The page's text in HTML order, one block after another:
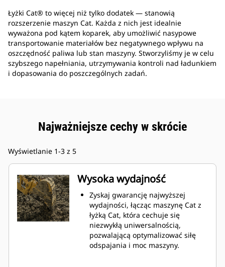
Łyżki Cat® to więcej niż tylko dodatek — stanowią
rozszerzenie maszyn Cat. Każda z nich jest idealnie
wyważona pod kątem koparek, aby umożliwić nasypowe
transportowanie materiałów bez negatywnego wpływu na
oszczędność paliwa lub stan maszyny. Stworzyliśmy je w celu
szybszego napełniania, utrzymywania kontroli nad ładunkiem
i dopasowania do poszczególnych zadań.
Najważniejsze cechy w skrócie
Wyświetlanie 1-3 z 5
Wysoka wydajność
Zyskaj gwarancję najwyższej
wydajności, łącząc maszynę Cat z
łyżką Cat, która cechuje się
niezwykłą uniwersalnością,
pozwalającą optymalizować siłę
odspajania i moc maszyny.